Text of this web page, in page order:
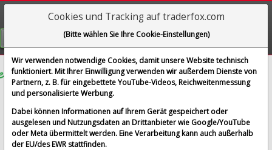
Visualizations
GRATIS REGISTRIEREN
SelectQuote
im Vergleich mit AIRBUS SE, ALLIANZ SE NA O.N.,
BAY.MOTOREN WERKE AG ST und 1 weitere Aktie
Alle Aktien entfernen
Standard-Vergleich
Cookies und Tracking auf traderfox.com
(Bitte wählen Sie Ihre Cookie-Einstellungen)
Wir verwenden notwendige Cookies, damit unsere Website technisch
funktioniert. Mit Ihrer Einwilligung verwenden wir außerdem Dienste von
Partnern, z. B. für eingebettete YouTube-Videos, Reichweitenmessung
und personalisierte Werbung.
Dabei können Informationen auf Ihrem Gerät gespeichert oder
ausgelesen und Nutzungsdaten an Drittanbieter wie Google/YouTube
oder Meta übermittelt werden. Eine Verarbeitung kann auch außerhalb
der EU/des EWR stattfinden.